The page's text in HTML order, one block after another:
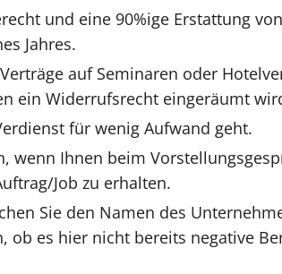
und eine 90%ige Erstattung von
Jahres.
auf Seminaren oder
ein Widerrufsrecht eingeräumt
für wenig Aufwand geht.
wenn Ihnen beim
Job zu erhalten.
Sie den Namen des
ob es hier nicht bereits negative